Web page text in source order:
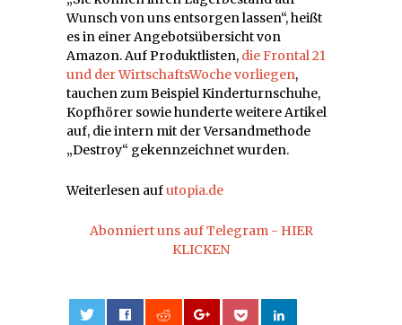
Wunsch von uns entsorgen lassen“, heißt
es in einer Angebotsübersicht von
Amazon. Auf Produktlisten, die Frontal 21
und der WirtschaftsWoche vorliegen,
tauchen zum Beispiel Kinderturnschuhe,
Kopfhörer sowie hunderte weitere Artikel
auf, die intern mit der Versandmethode
„Destroy“ gekennzeichnet wurden.
Weiterlesen aufutopia.de
Abonniert uns auf Telegram - HIER
KLICKEN